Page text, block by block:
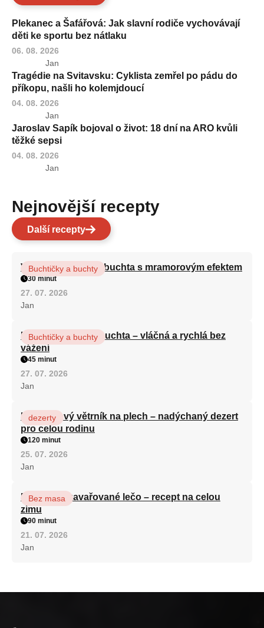
Plekanec a Šafářová: Jak slavní rodiče vychovávají
děti ke sportu bez nátlaku
06. 08. 2026
Jan
Tragédie na Svitavsku: Cyklista zemřel po pádu do
příkopu, našli ho kolemjdoucí
04. 08. 2026
Jan
Jaroslav Sapík bojoval o život: 18 dní na ARO kvůli
těžké sepsi
04. 08. 2026
Jan
Nejnovější recepty
Další recepty
Vláčná olejová litá buchta s mramorovým efektem
Buchtičky a buchty
30 minut
27. 07. 2026
Jan
Hrnková maková buchta – vláčná a rychlá bez
vážení
Buchtičky a buchty
45 minut
27. 07. 2026
Jan
Karamelový větrník na plech – nadýchaný dezert
pro celou rodinu
dezerty
120 minut
25. 07. 2026
Jan
Babiččino zavařované lečo – recept na celou
zimu
Bez masa
90 minut
21. 07. 2026
Jan